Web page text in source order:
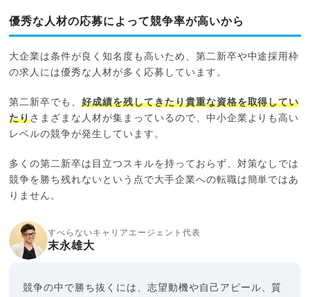
優秀な人材の応募によって競争率が高いから
大企業は条件が良く知名度も高いため、第二新卒や中途採用枠
の求人には優秀な人材が多く応募しています。
第二新卒でも、好成績を残してきたり貴重な資格を取得してい
たりさまざまな人材が集まっているので、中小企業よりも高い
レベルの競争が発生しています。
多くの第二新卒は目立つスキルを持っておらず、対策なしでは
競争を勝ち残れないという点で大手企業への転職は簡単ではあ
りません。
すべらないキャリアエージェント代表
末永雄大
競争の中で勝ち抜くには、志望動機や自己アピール、質